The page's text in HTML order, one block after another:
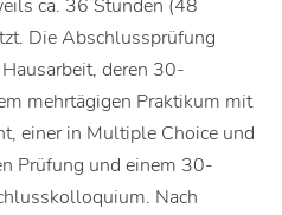
ca. 36 Stunden (48
Die Abschlussprüfung
deren 30-
mehrtägigen Praktikum mit
einer in Multiple Choice und
Prüfung und einem 30-
Nach